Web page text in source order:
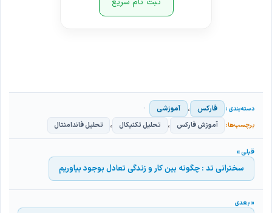
فارکس ، آموزشی
آموزش فارکس ، تحلیل تکنیکال ، تحلیل فاندامنتال
سخنرانی تد : چگونه بین کار و زندگی تعادل بوجود بیاوریم